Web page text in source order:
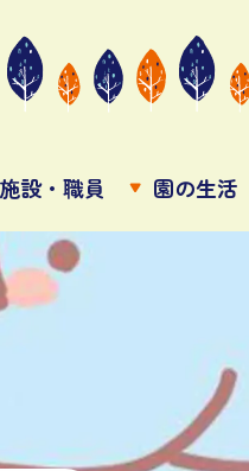
施設・職員 園の生活